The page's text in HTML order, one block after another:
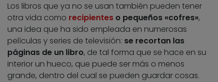
Los libros que ya no se usan también pueden tener
otra vida como recipientes o pequeños «cofres»,
una idea que ha sido empleada en numerosas
películas y series de televisión: se recortan las
páginas de un libro, de tal forma que se hace en su
interior un hueco, que puede ser más o menos
grande, dentro del cual se pueden guardar cosas.